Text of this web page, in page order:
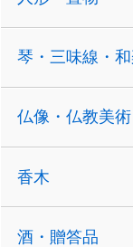
琴・三味線・
仏像・仏教美術
香木
酒・贈答品